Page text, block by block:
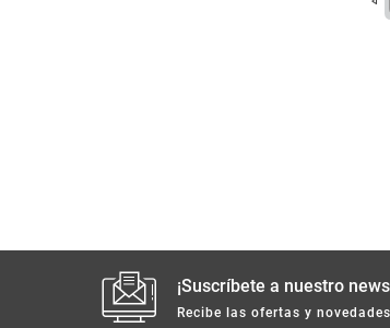
mascotas
limpieza
¡Suscríbete a nuestro
Recibe las ofertas y